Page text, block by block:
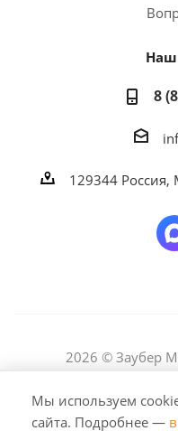
8
129344 Россия,
2026 © Заубер
использование либо
подборки
Мы используем
сайта. Подробнее —